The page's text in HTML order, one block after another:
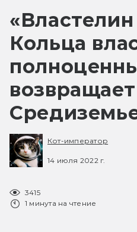
Кольца
Кот-император
14 июля 2022 г.
3415
1 минута на чтение